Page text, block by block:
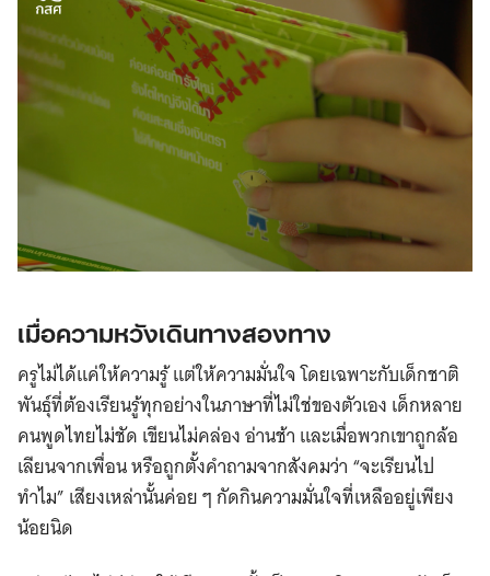
เมื่อความหวังเดินทางสองทาง
ครูไม่ได้แค่ให้ความรู้ แต่ให้ความมั่นใจ โดยเฉพาะกับเด็กชาติ
พันธุ์ที่ต้องเรียนรู้ทุกอย่างในภาษาที่ไม่ใช่ของตัวเอง เด็กหลาย
คนพูดไทยไม่ชัด เขียนไม่คล่อง อ่านช้า และเมื่อพวกเขาถูกล้อ
เลียนจากเพื่อน หรือถูกตั้งคำถามจากสังคมว่า “จะเรียนไป
ทำไม” เสียงเหล่านั้นค่อย ๆ กัดกินความมั่นใจที่เหลืออยู่เพียง
น้อยนิด